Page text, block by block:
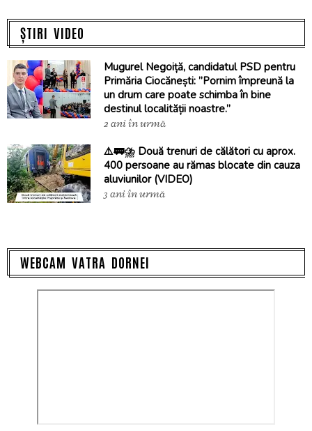
ȘTIRI VIDEO
Mugurel Negoiță, candidatul PSD pentru
Primăria Ciocănești: ”Pornim împreună la
un drum care poate schimba în bine
destinul localității noastre.”
2 ani în urmă
⚠️🚃⛈️ Două trenuri de călători cu aprox.
400 persoane au rămas blocate din cauza
aluviunilor (VIDEO)
3 ani în urmă
WEBCAM VATRA DORNEI